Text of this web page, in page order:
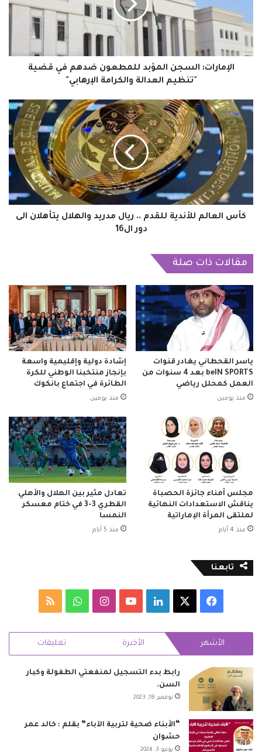
قضية
"تنظيم
العدالة
والكرامةالإمارات: السجن المؤبد للمطعون ضدهم في قضية
"تنظيم العدالة والكرامة الإرهابي"
كأس
العالم
للأندية
للقدم
..
ريال
مدريد
الىكأس العالم للأندية للقدم .. ريال مدريد والهلال يتأهلان الى
دور ال16
مقالات ذات صلة
ياسر القحطاني يغادر قنوات
beIN SPORTS بعد 4 سنوات من
العمل كمحلل رياضي
منذ يومين
إشادة دولية وإقليمية واسعة
بإنجاز منتخبنا الوطني للكرة
الطائرة في اجتماع بانكوك
منذ يومين
مجلس أمناء جائزة الحصباة
يناقش الاستعدادات النهائية
لملتقى المرأة الإماراتية
منذ 4 أيام
تعادل مثير بين الهلال والأهلي
القطري 3-3 في ختام معسكر
النمسا
منذ 5 أيام
تابعنا
فيسبوك لينكدإن‫YouTubeانستقرامواتسابملخص
RSS الأشهر الأخيرة تعليقات
رابط بدء التسجيل لمنفعتي الطفولة وكبار
السن.
نوفمبر 18, 2023
“الأبناء ضحية لتربية الآباء” بقلم : خالد عمر
حشوان
يونيو 3, 2024